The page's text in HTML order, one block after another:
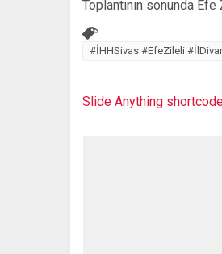
Toplantının sonunda
#İHHSivas #EfeZileli
Slide Anything